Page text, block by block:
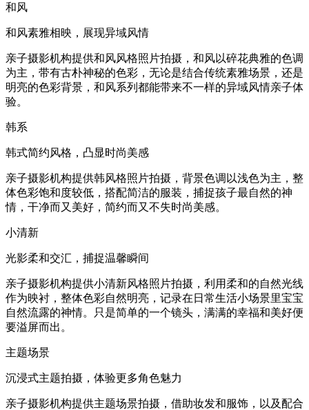
和风
和风素雅相映，展现异域风情
亲子摄影机构提供和风风格照片拍摄，和风以碎花典雅的色调
为主，带有古朴神秘的色彩，无论是结合传统素雅场景，还是
明亮的色彩背景，和风系列都能带来不一样的异域风情亲子体
验。
韩系
韩式简约风格，凸显时尚美感
亲子摄影机构提供韩风格照片拍摄，背景色调以浅色为主，整
体色彩饱和度较低，搭配简洁的服装，捕捉孩子最自然的神
情，干净而又美好，简约而又不失时尚美感。
小清新
光影柔和交汇，捕捉温馨瞬间
亲子摄影机构提供小清新风格照片拍摄，利用柔和的自然光线
作为映衬，整体色彩自然明亮，记录在日常生活小场景里宝宝
自然流露的神情。只是简单的一个镜头，满满的幸福和美好便
要溢屏而出。
主题场景
沉浸式主题拍摄，体验更多角色魅力
亲子摄影机构提供主题场景拍摄，借助妆发和服饰，以及配合